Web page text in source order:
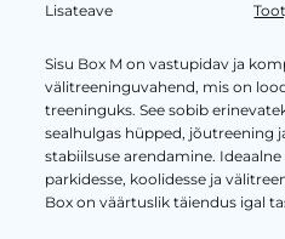
Lisateave
Sisu Box M on vastupidav ja
välitreeninguvahend, mis on
treeninguks. See sobib
sealhulgas hüpped, jõutreening
stabiilsuse arendamine. Ideaalne
parkidesse, koolidesse ja
Box on väärtuslik täiendus igal